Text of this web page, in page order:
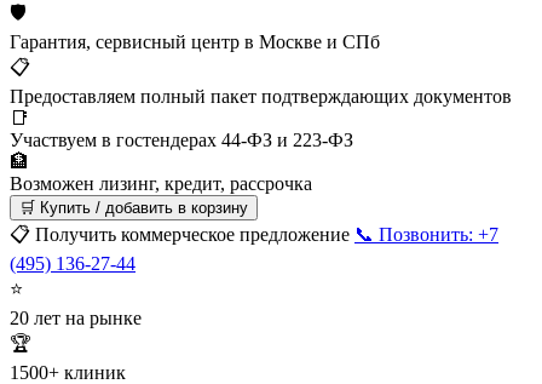
🛡
Гарантия, сервисный центр в Москве и СПб
📋
Предоставляем полный пакет подтверждающих документов
📑
Участвуем в гостендерах 44-ФЗ и 223-ФЗ
🏦
Возможен лизинг, кредит, рассрочка
🛒 Купить / добавить в корзину
📋 Получить коммерческое предложение 📞 Позвонить: +7
(495) 136-27-44
⭐
20 лет на рынке
🏆
1500+ клиник